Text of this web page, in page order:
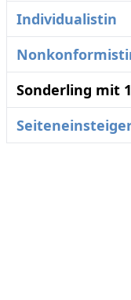
Individualistin
Sonderling mit